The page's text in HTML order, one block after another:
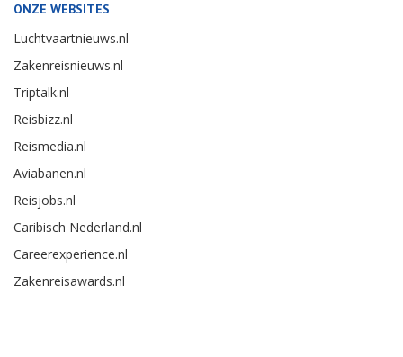
ONZE WEBSITES
Luchtvaartnieuws.nl
Zakenreisnieuws.nl
Triptalk.nl
Reisbizz.nl
Reismedia.nl
Aviabanen.nl
Reisjobs.nl
Caribisch Nederland.nl
Careerexperience.nl
Zakenreisawards.nl